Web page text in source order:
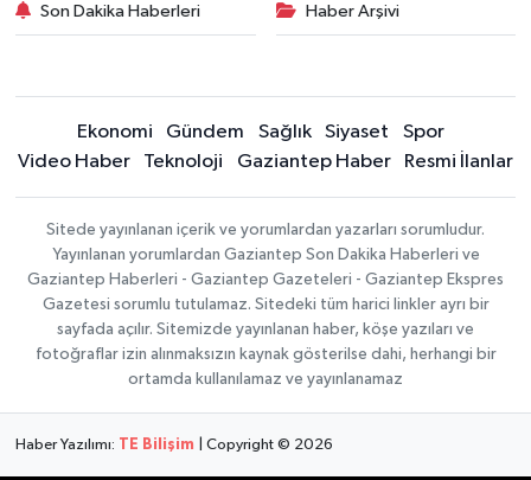
Son Dakika Haberleri Haber Arşivi
Ekonomi Gündem Sağlık Siyaset
Spor
Video Haber
Teknoloji Gaziantep Haber Resmi İlanlar
Sitede yayınlanan içerik ve yorumlardan yazarları sorumludur.
Yayınlanan yorumlardan Gaziantep Son Dakika Haberleri ve
Gaziantep Haberleri - Gaziantep Gazeteleri - Gaziantep Ekspres
Gazetesi sorumlu tutulamaz. Sitedeki tüm harici linkler ayrı bir
sayfada açılır. Sitemizde yayınlanan haber, köşe yazıları ve
fotoğraflar izin alınmaksızın kaynak gösterilse dahi, herhangi bir
ortamda kullanılamaz ve yayınlanamaz
Haber Yazılımı: TE Bilişim | Copyright © 2026